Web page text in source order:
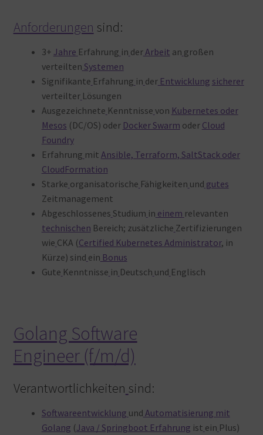
Anforderungen sind:
3+ Jahre Erfahrung in derArbeit an großen
verteilten Systemen
Signifikante Erfahrung in derEntwicklung sicherer
verteilter Lösungen
Ausgezeichnete Kenntnisse von Kubernetes oder
Mesos (DC/OS) oder Docker Swarm oder Cloud
Foundry
Erfahrung mit Ansible, Terraform, SaltStack oder
CloudFormation
Starke organisatorische Fähigkeiten und gutes
Zeitmanagement
Abgeschlossenes Studium in einem relevanten
technischen Bereich; zusätzliche Zertifizierungen
wie CKA (Certified Kubernetes Administrator, in
Kürze) sind ein Bonus
Gute Kenntnisse in Deutsch und Englisch
Golang Software
Engineer (f/m/d)
Verantwortlichkeiten sind:
Softwareentwicklung und Automatisierung mit
Golang (Java / Springboot Erfahrung ist ein Plus)